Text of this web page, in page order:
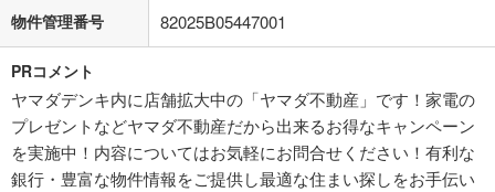
物件管理番号 82025B05447001
PRコメント
ヤマダデンキ内に店舗拡大中の「ヤマダ不動産」です！家電の
プレゼントなどヤマダ不動産だから出来るお得なキャンペーン
を実施中！内容についてはお気軽にお問合せください！有利な
銀行・豊富な物件情報をご提供し最適な住まい探しをお手伝い